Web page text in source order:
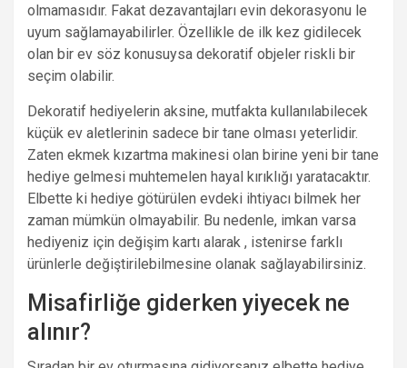
olmamasıdır. Fakat dezavantajları evin dekorasyonu le
uyum sağlamayabilirler. Özellikle de ilk kez gidilecek
olan bir ev söz konusuysa dekoratif objeler riskli bir
seçim olabilir.
Dekoratif hediyelerin aksine, mutfakta kullanılabilecek
küçük ev aletlerinin sadece bir tane olması yeterlidir.
Zaten ekmek kızartma makinesi olan birine yeni bir tane
hediye gelmesi muhtemelen hayal kırıklığı yaratacaktır.
Elbette ki hediye götürülen evdeki ihtiyacı bilmek her
zaman mümkün olmayabilir. Bu nedenle, imkan varsa
hediyeniz için değişim kartı alarak , istenirse farklı
ürünlerle değiştirilebilmesine olanak sağlayabilirsiniz.
Misafirliğe giderken yiyecek ne
alınır?